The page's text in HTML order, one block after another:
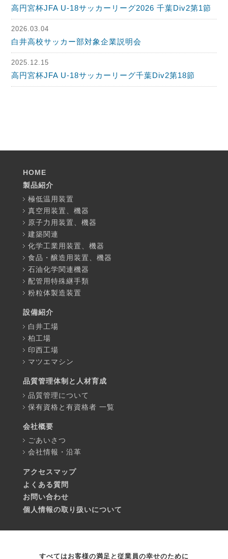
高円宮杯JFA U-18サッカーリーグ2026 千葉Div2第1節
2026.03.04
白井高校サッカー部対象企業説明会
2025.12.15
高円宮杯JFA U-18サッカーリーグ千葉Div2第18節
HOME
製品紹介
極低温用装置
真空用装置、機器
原子力用装置、機器
建築関連
化学工業用装置、機器
食品・醸造用装置、機器
石油化学関連機器
配管用特殊継手類
粉粒体製造装置
設備紹介
白井工場
柏工場
印西工場
マツエマシン
品質管理体制と人材育成
品質管理について
保有資格と有資格者 一覧
会社概要
ごあいさつ
会社情報・沿革
アクセスマップ
よくある質問
お問い合わせ
個人情報の取り扱いについて
すべてはお客様の満足と従業員の幸せのために